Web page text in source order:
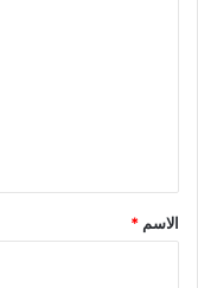
*
الاسم *